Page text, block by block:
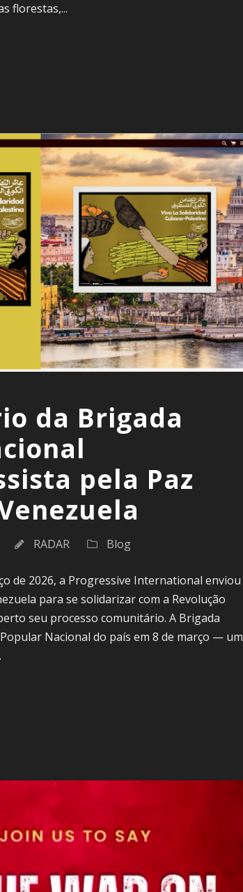
florestas,...
da Brigada
pela Paz
RADAR Blog
de 2026, a Progressive International enviou
para se solidarizar com a Revolução
seu processo comunitário. A Brigada
Nacional do país em 8 de março — um